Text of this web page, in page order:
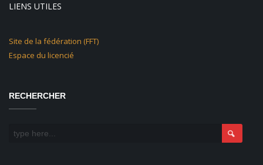
LIENS UTILES
Site de la fédération (FFT)
Espace du licencié
RECHERCHER